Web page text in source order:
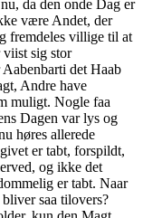
da den onde Dag er
være Andet, der
fremdeles villige til at
viist sig stor
det Haab
Andre have
muligt. Nogle faa
Dagen var lys og
høres allerede
er tabt, forspildt,
og ikke det
er tabt. Naar
saa tilovers?